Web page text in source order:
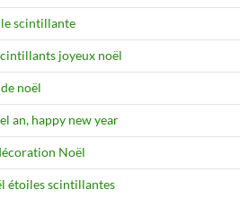
scintillante
joyeux noël
noël
an, happy new year
Noël
étoiles scintillantes